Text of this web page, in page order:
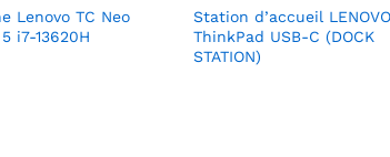
Lenovo TC Neo
i7-13620H
Station d’accueil LENOVO
ThinkPad USB-C (DOCK
STATION)